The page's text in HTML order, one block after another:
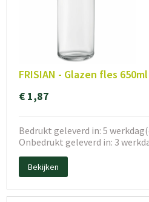
FRISIAN - Glazen fles
€ 1,87
Bedrukt geleverd in: 5
Onbedrukt geleverd in: 3
Bekijken